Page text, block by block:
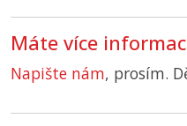
Máte více
Napište nám, prosím.